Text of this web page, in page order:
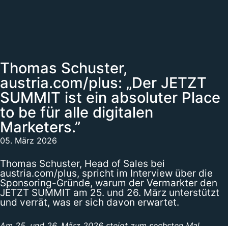
Thomas Schuster,
austria.com/plus: „Der JETZT
SUMMIT ist ein absoluter Place
to be für alle digitalen
Marketers.”
05. März 2026
Thomas Schuster, Head of Sales bei
austria.com/plus, spricht im Interview über die
Sponsoring-Gründe, warum der Vermarkter den
JETZT SUMMIT am 25. und 26. März unterstützt
und verrät, was er sich davon erwartet.